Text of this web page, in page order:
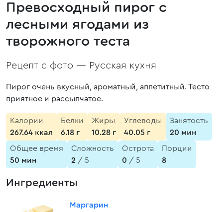
Превосходный пирог с
лесными ягодами из
творожного теста
Рецепт с фото — Русская кухня
Пирог очень вкусный, ароматный, аппетитный. Тесто
приятное и рассыпчатое.
Калории
267.64 ккал
Белки
6.18 г
Жиры
10.28 г
Углеводы
40.05 г
Занятость
20 мин
Общее время
50 мин
Сложность
2 / 5
Острота
0 / 5
Порции
8
Ингредиенты
Маргарин